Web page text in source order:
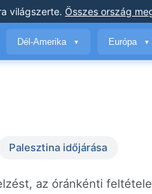
világszerte. Összes ország
Dél-Amerika ▼ Európa ▼
Palesztina időjárása
az óránkénti